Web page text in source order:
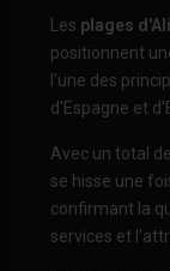
Les plages
positionnent
l'une des
d'Espagne et
Avec un total
se hisse une
confirmant la
services et